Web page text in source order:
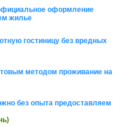
оформление
жилье
гостиницу без вредных
методом проживание на
без опыта предоставляем